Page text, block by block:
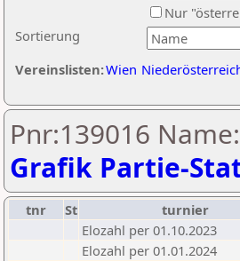
Sortierung
Nur
Vereinslisten:Wien
Pnr:139016
Grafik Partie-
tnr St turnier
Elozahl per 01.10.2023
Elozahl per 01.01.2024